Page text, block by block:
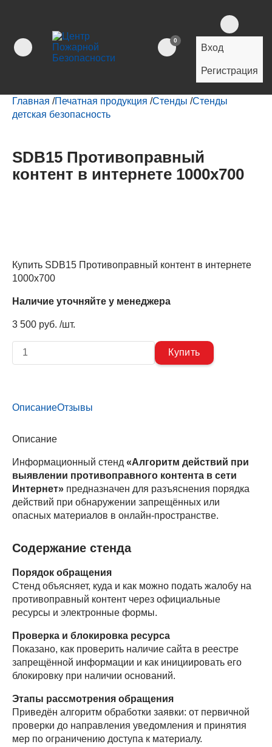
0
Вход
Регистрация
Главная /Печатная продукция /Стенды /Стенды
детская безопасность
SDB15 Противоправный
контент в интернете 1000х700
Купить SDB15 Противоправный контент в интернете
1000х700
Наличие уточняйте у менеджера
3 500 руб. /шт.
ОписаниеОтзывы
Описание
Информационный стенд «Алгоритм действий при
выявлении противоправного контента в сети
Интернет» предназначен для разъяснения порядка
действий при обнаружении запрещённых или
опасных материалов в онлайн-пространстве.
Содержание стенда
Порядок обращения
Стенд объясняет, куда и как можно подать жалобу на
противоправный контент через официальные
ресурсы и электронные формы.
Проверка и блокировка ресурса
Показано, как проверить наличие сайта в реестре
запрещённой информации и как инициировать его
блокировку при наличии оснований.
Этапы рассмотрения обращения
Приведён алгоритм обработки заявки: от первичной
проверки до направления уведомления и принятия
мер по ограничению доступа к материалу.